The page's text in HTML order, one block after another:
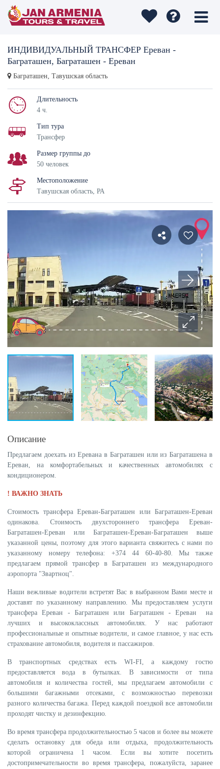
ИНДИВИДУАЛЬНЫЙ ТРАНСФЕР Ереван -
Баграташен, Баграташен - Ереван
Баграташен, Тавушская область
Длительность
4 ч.
Тип тура
Трансфер
Размер группы до
50 человек
Местоположение
Тавушская область, РА
Описание
Предлагаем доехать из Еревана в Баграташен или из Баграташена в
Ереван, на комфортабельных и качественных автомобилях с
кондиционером.
! ВАЖНО ЗНАТЬ
Стоимость трансфера Ереван-Баграташен или Баграташен-Ереван
одинакова. Стоимость двухстороннего трансфера Ереван-
Баграташен-Ереван или Баграташен-Ереван-Баграташен выше
указанной цены, поэтому для этого варианта свяжитесь с нами по
указанному номеру телефона: +374 44 60-40-80. Мы также
предлагаем прямой трансфер в Баграташен из международного
аэропорта "Звартноц".
Наши вежливые водители встретят Вас в выбранном Вами месте и
доставят по указанному направлению. Мы предоставляем услуги
трансфера Ереван - Баграташен или Баграташен - Ереван на
лучших и высококлассных автомобилях. У нас работают
профессиональные и опытные водители, и самое главное, у нас есть
страхование автомобиля, водителя и пассажиров.
В транспортных средствах есть WI-FI, а каждому гостю
предоставляется вода в бутылках. В зависимости от типа
автомобиля и количества гостей, мы предлагаем автомобили с
большими багажными отсеками, с возможностью перевозки
разного количества багажа. Перед каждой поездкой все автомобили
проходят чистку и дезинфекцию.
Во время трансфера продолжительностью 5 часов и более вы можете
сделать остановку для обеда или отдыха, продолжительность
которой ограничена 1 часом. Если вы хотите посетить
достопримечательности во время трансфера, пожалуйста, заранее